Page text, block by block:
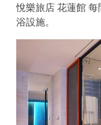
悅樂旅店 花蓮館
浴設施。